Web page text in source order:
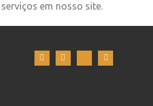
em nosso site.